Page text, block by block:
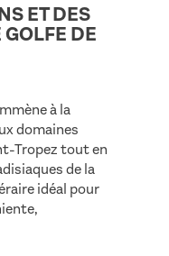
ET DES
DE
à la
domaines
Tropez tout en
de la
idéal pour